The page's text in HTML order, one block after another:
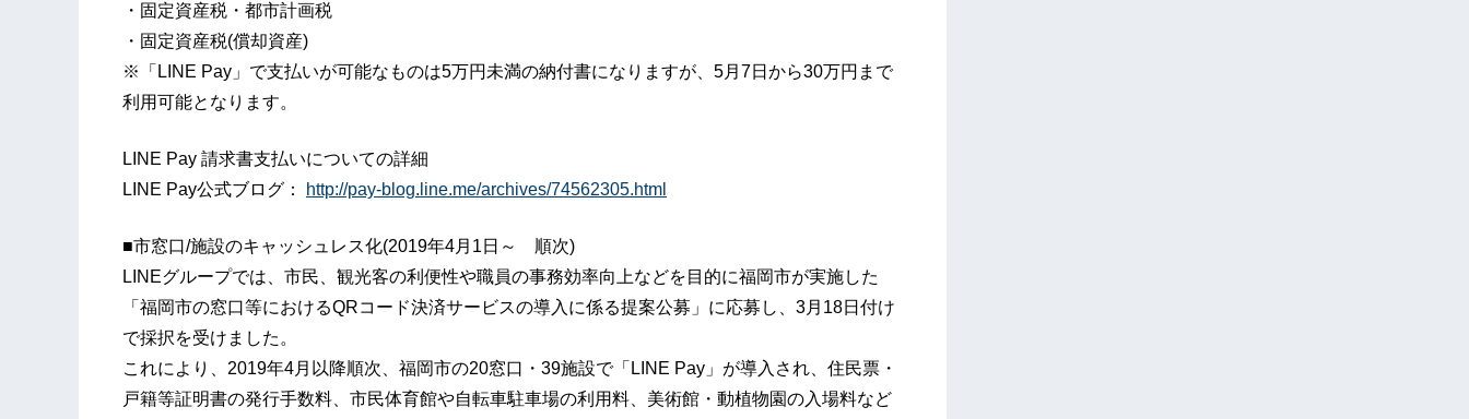
・固定資産税・都市計画税
・固定資産税(償却資産)
※「LINE Pay」で支払いが可能なものは5万円未満の納付書になりますが、5月7日から30万円まで
利用可能となります。
LINE Pay 請求書支払いについての詳細
LINE Pay公式ブログ：
http://pay-blog.line.me/archives/74562305.html
■市窓口/施設のキャッシュレス化(2019年4月1日～ 順次)
LINEグループでは、市民、観光客の利便性や職員の事務効率向上などを目的に福岡市が実施した
「福岡市の窓口等におけるQRコード決済サービスの導入に係る提案公募」に応募し、3月18日付け
で採択を受けました。
これにより、2019年4月以降順次、福岡市の20窓口・39施設で「LINE Pay」が導入され、住民票・
戸籍等証明書の発行手数料、市民体育館や自転車駐車場の利用料、美術館・動植物園の入場料など